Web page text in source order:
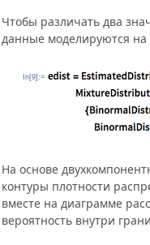
Чтобы различать два
данные моделируются на
In[9]:=
На основе
контуры плотности
вместе на диаграмме
вероятность внутри